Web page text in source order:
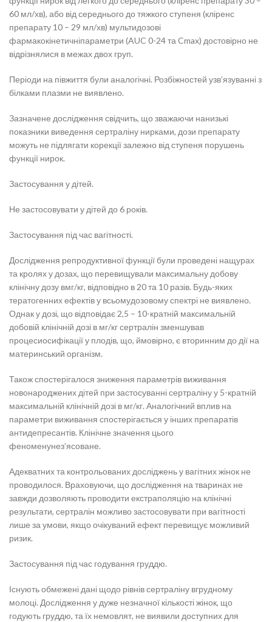
60 мл/хв), або від середнього до тяжкого ступеня (кліренс
препарату 10 – 29 мл/хв) мультидозові
фармакокінетичніпараметри (AUC 0-24 та Cmax) достовірно не
відрізнялися в межах двох груп.
Періоди на півжиття були аналогічні. Розбіжностей узв’язуванні з
білками плазми не виявлено.
Зазначене дослідження свідчить, що зважаючи нанизькі
показники виведення сертраліну нирками, дози препарату
можуть не підлягати корекції залежно від ступеня порушень
функції нирок.
Застосування у дітей.
Не застосовувати у дітей до 6 років.
Застосування під час вагітності.
Дослідження репродуктивної функції були проведені нащурах
та кролях у дозах, що перевищували максимальну добову
клінічну дозу вмг/кг, відповідно в 20 та 10 разів. Будь-яких
тератогенних ефектів у всьомудозовому спектрі не виявлено.
Однак у дозі, що відповідає 2,5 – 10-кратній максимальній
добовій клінічній дозі в мг/кг сертралін зменшував
процесиосифікації у плодів, що, ймовірно, є вторинним до дії на
материнський організм.
Також спостерігалося зниження параметрів виживання
новонароджених дітей при застосуванні сертраліну у 5-кратній
максимальній клінічній дозі в мг/кг. Аналогічний вплив на
параметри виживання спостерігається у інших препаратів
антидепресантів. Клінічне значення цього
феноменунез’ясоване.
Адекватних та контрольованих досліджень у вагітних жінок не
проводилося. Враховуючи, що дослідження на тваринах не
завжди дозволяють проводити екстраполяцію на клінічні
результати, сертралін можливо застосовувати при вагітності
лише за умови, якщо очікуваний ефект перевищує можливий
ризик.
Застосування під час годування груддю.
Існують обмежені дані щодо рівнів сертраліну вгрудному
молоці. Дослідження у дуже незначної кількості жінок, що
годують груддю, та їх немовлят, не виявили доступних для